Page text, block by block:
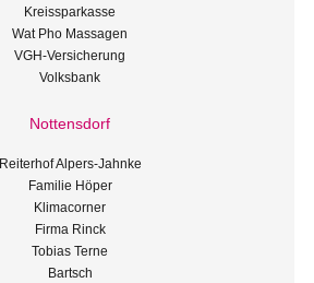
Kreissparkasse
Wat Pho Massagen
VGH-Versicherung
Volksbank
Nottensdorf
Reiterhof Alpers-Jahnke
Familie Höper
Klimacorner
Firma Rinck
Tobias Terne
Bartsch